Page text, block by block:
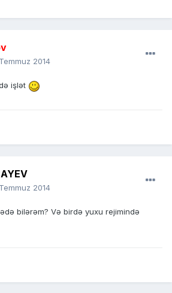
2014
işlət
2014
bilərəm? Və birdə yuxu rejimində